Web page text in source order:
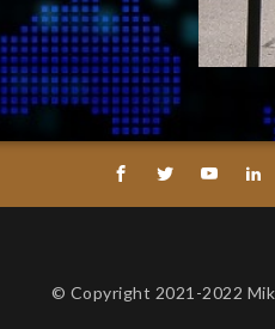
© Copyright 2021-2022